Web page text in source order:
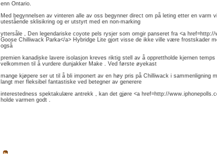
enn Ontario.
Med begynnelsen av vinteren alle av oss begynner direct om på leting etter en varm
utestående sklisikring og er utstyrt med en non-marking
yttersåle , Den legendariske coyote pels rysjer som omgir panseret fra <a href=http://
Goose Chilliwack Parka</a> Hybridge Lite gjort visse de ikke ville være frostskader
også
premien kanadiske lavere isolasjon kreves riktig stell av å opprettholde kjernen
velkommen til å vurdere dunjakker Make . Ved første øyekast
mange kjøpere ser ut til å bli imponert av en høy pris på Chilliwack i sammenligning
langt mer fleksibel fantastiske ved betegner av generere
interestedness spektakulære antrekk , kan det gjøre <a href=http://
holde varmen godt .